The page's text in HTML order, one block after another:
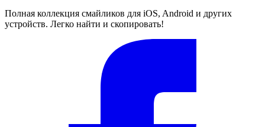
Полная коллекция смайликов для iOS, Android и других
устройств. Легко найти и скопировать!